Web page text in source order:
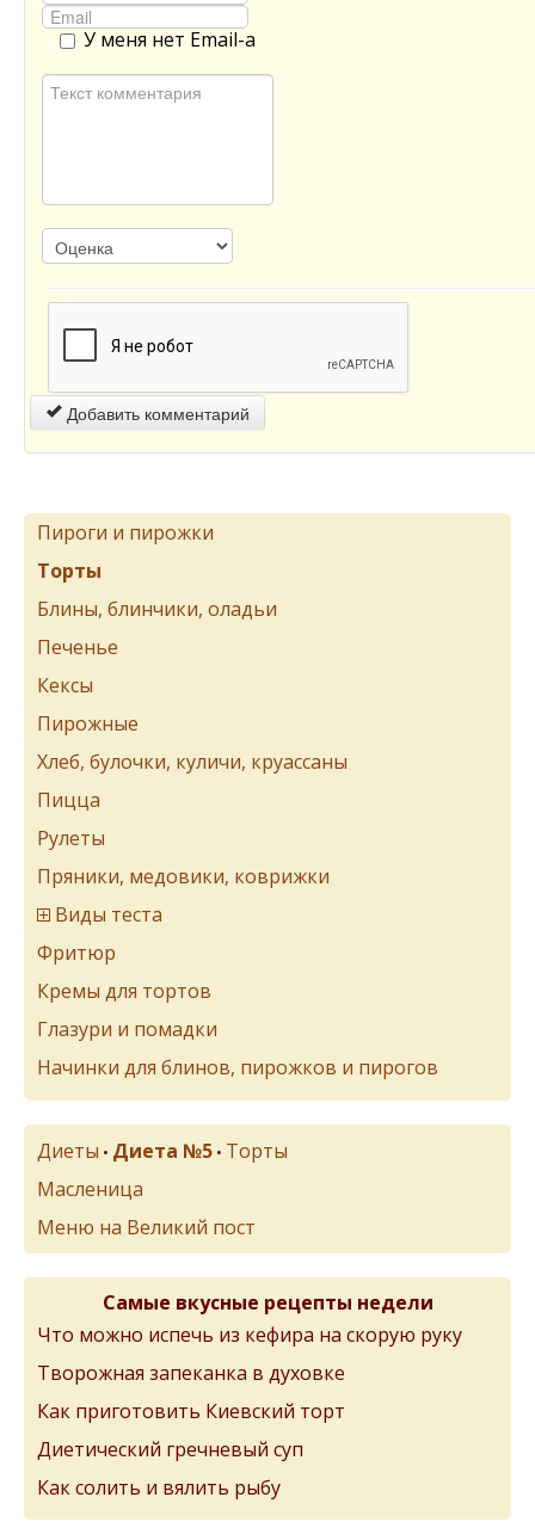
У меня нет Email-а
Добавить комментарий
Пироги и пирожки
Торты
Блины, блинчики, оладьи
Печенье
Кексы
Пирожные
Хлеб, булочки, куличи, круассаны
Пицца
Рулеты
Пряники, медовики, коврижки
Виды теста
Фритюр
Кремы для тортов
Глазури и помадки
Начинки для блинов, пирожков и пирогов
Диеты • Диета №5 • Торты
Масленица
Меню на Великий пост
Самые вкусные рецепты недели
Что можно испечь из кефира на скорую руку
Творожная запеканка в духовке
Как приготовить Киевский торт
Диетический гречневый суп
Как солить и вялить рыбу